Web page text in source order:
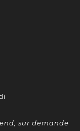
sur demande